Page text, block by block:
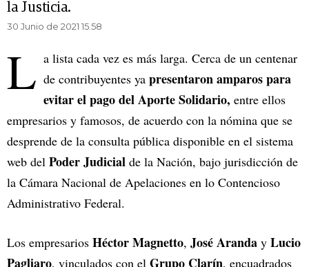
la Justicia.
30 Junio de 2021 15.58
L a lista cada vez es más larga. Cerca de un centenar
de contribuyentes ya presentaron amparos para
evitar el pago del Aporte Solidario, entre ellos
empresarios y famosos, de acuerdo con la nómina que se
desprende de la consulta pública disponible en el sistema
web del Poder Judicial de la Nación, bajo jurisdicción de
la Cámara Nacional de Apelaciones en lo Contencioso
Administrativo Federal.
Los empresarios Héctor Magnetto, José Aranda y Lucio
Pagliaro, vinculados con el Grupo Clarín, encuadrados